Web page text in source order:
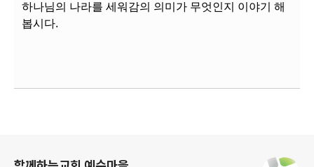
하나님의 나라를 세워감의 의미가 무엇인지 이야기 해
봅시다.